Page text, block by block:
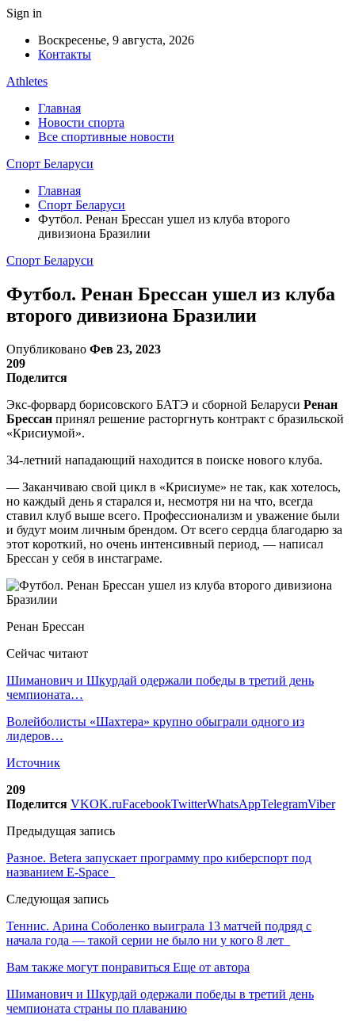
Sign in
Воскресенье, 9 августа, 2026
Контакты
Athletes
Главная
Новости спорта
Все спортивные новости
Спорт Беларуси
Главная
Спорт Беларуси
Футбол. Ренан Брессан ушел из клуба второго
дивизиона Бразилии
Спорт Беларуси
Футбол. Ренан Брессан ушел из клуба
второго дивизиона Бразилии
Опубликовано Фев 23, 2023
209
Поделится
Экс-форвард борисовского БАТЭ и сборной Беларуси Ренан
Брессан принял решение расторгнуть контракт с бразильской
«Крисиумой».
34-летний нападающий находится в поиске нового клуба.
— Заканчиваю свой цикл в «Крисиуме» не так, как хотелось,
но каждый день я старался и, несмотря ни на что, всегда
ставил клуб выше всего. Профессионализм и уважение были
и будут моим личным брендом. От всего сердца благодарю за
этот короткий, но очень интенсивный период, — написал
Брессан у себя в инстаграме.
Ренан Брессан
Сейчас читают
Шиманович и Шкурдай одержали победы в третий день
чемпионата…
Волейболисты «Шахтера» крупно обыграли одного из
лидеров…
Источник
209
Поделится VKOK.ruFacebookTwitterWhatsAppTelegramViber
Предыдущая запись
Разное. Betera запускает программу про киберспорт под
названием E-Space
Следующая запись
Теннис. Арина Соболенко выиграла 13 матчей подряд с
начала года — такой серии не было ни у кого 8 лет
Вам также могут понравиться Еще от автора
Шиманович и Шкурдай одержали победы в третий день
чемпионата страны по плаванию